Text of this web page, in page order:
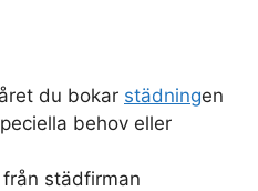
du bokar städningen
behov eller
städfirman